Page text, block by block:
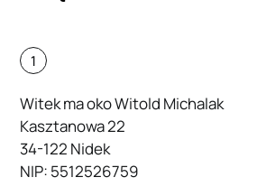
1
Witek ma oko Witold Michalak
Kasztanowa 22
34-122 Nidek
NIP: 5512526759